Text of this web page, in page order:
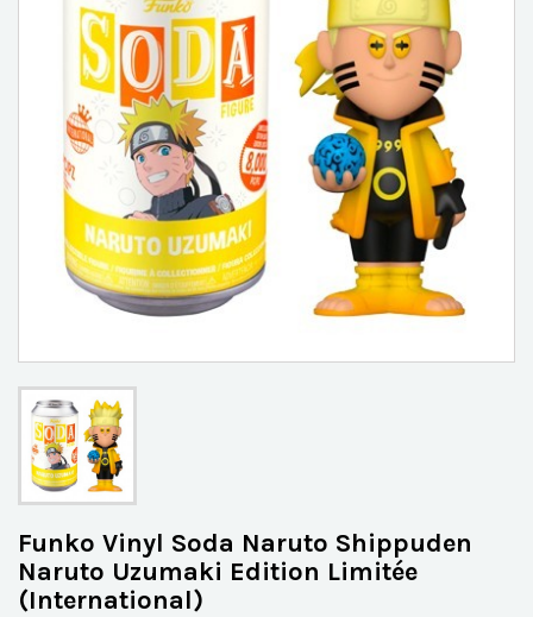
Funko Vinyl Soda Naruto Shippuden
Naruto Uzumaki Edition Limitée
(International)